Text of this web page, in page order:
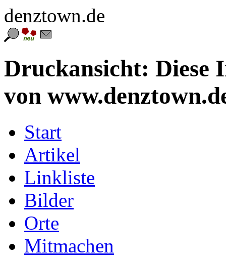
denztown.de
Druckansicht: Diese
von
Start
Artikel
Linkliste
Bilder
Orte
Mitmachen